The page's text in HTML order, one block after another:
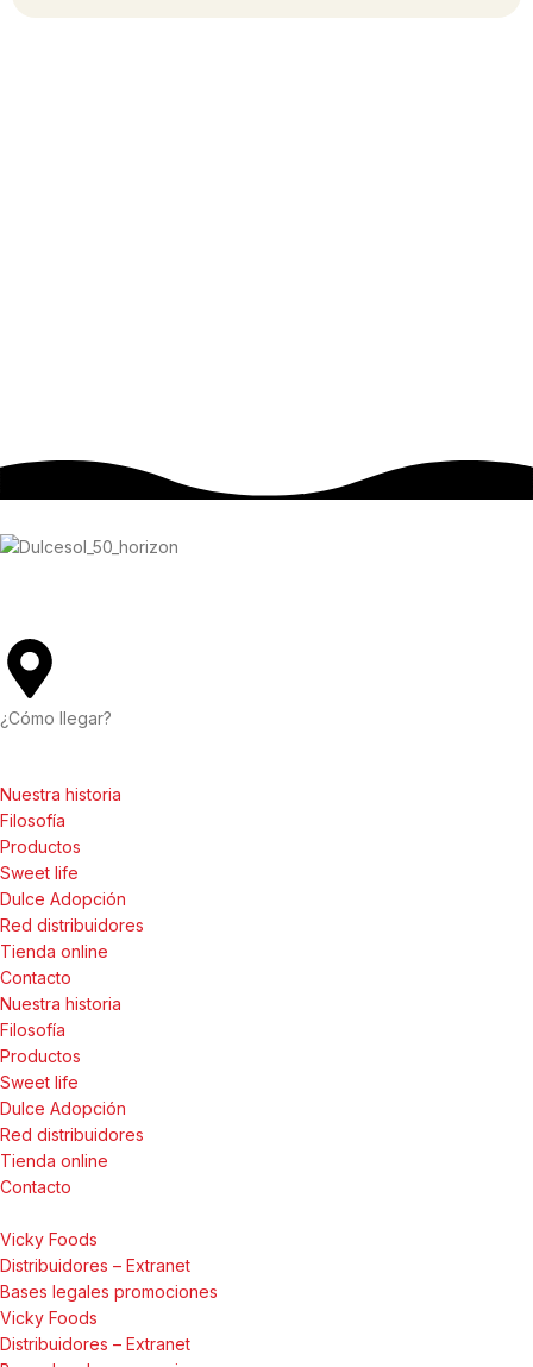
¿Cómo llegar?
Nuestra historia
Filosofía
Productos
Sweet life
Dulce Adopción
Red distribuidores
Tienda online
Contacto
Nuestra historia
Filosofía
Productos
Sweet life
Dulce Adopción
Red distribuidores
Tienda online
Contacto
Vicky Foods
Distribuidores – Extranet
Bases legales promociones
Vicky Foods
Distribuidores – Extranet